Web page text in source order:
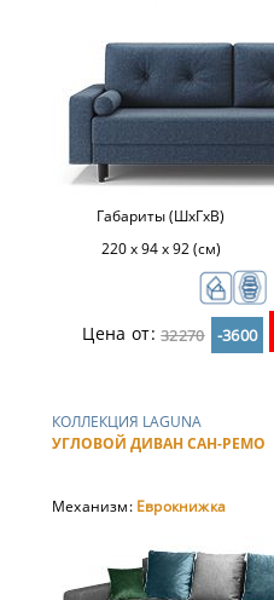
Габариты (ШхГхВ)
220 х 94 х 92 (см)
Цена от:32270 -3600
КОЛЛЕКЦИЯ LAGUNA
УГЛОВОЙ ДИВАН САН-РЕМО
Механизм: Еврокнижка